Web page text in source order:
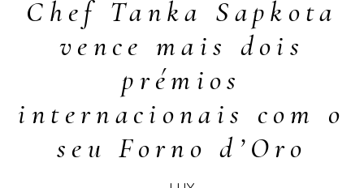
Solidariedade
Media
Gift Cards
Chef Tanka Sapkota
vence mais dois
prémios
internacionais com o
seu Forno d’Oro